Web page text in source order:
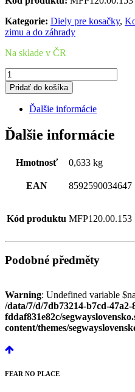
Kategorie: Diely pre kosačky,
zimu a do záhrady
Na sklade v ČR
množstvo
TENSIONER
Pridať do košíka
Ďalšie informácie
Ďalšie informácie
Hmotnosť 0,633 kg
EAN 8592590034647
Kód produktu MFP120.00.153
Podobné předměty
Warning: Undefined variable
/data/7/d/7db73214-b7cd-47a2-
fddaf831e82c/
content/themes/
FEAR NO PLACE